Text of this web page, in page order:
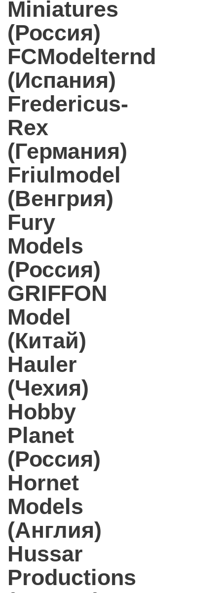
Miniatures
(Россия)
FCModelternd
(Испания)
Fredericus-
Rex
(Германия)
Friulmodel
(Венгрия)
Fury
Models
(Россия)
GRIFFON
Model
(Китай)
Hauler
(Чехия)
Hobby
Planet
(Россия)
Hornet
Models
(Англия)
Hussar
Productions